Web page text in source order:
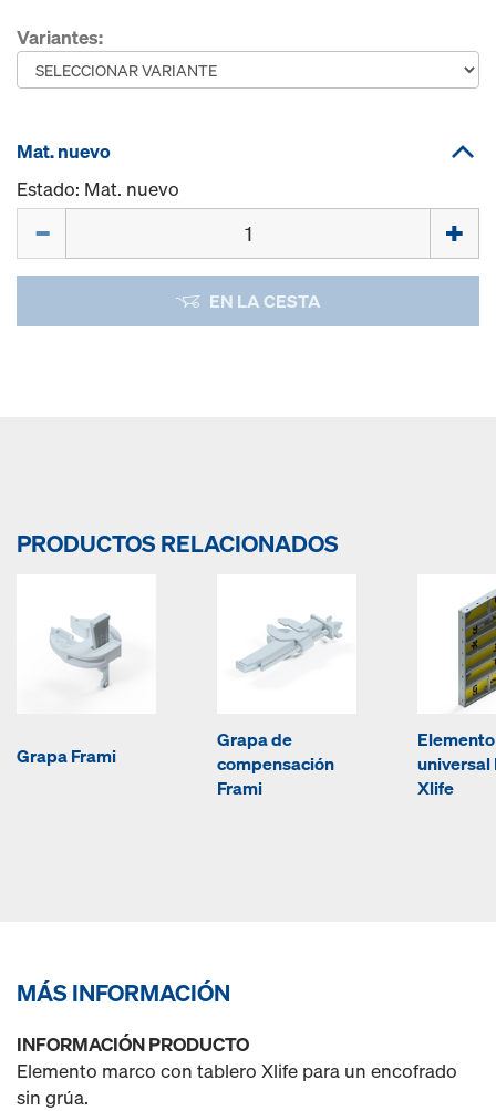
Variantes:
Mat. nuevo
Estado: Mat. nuevo
EN LA CESTA
PRODUCTOS RELACIONADOS
Grapa Frami
Grapa de
compensación
Frami
Elemento
universal
Xlife
MÁS INFORMACIÓN
INFORMACIÓN PRODUCTO
Elemento marco con tablero Xlife para un encofrado
sin grúa.